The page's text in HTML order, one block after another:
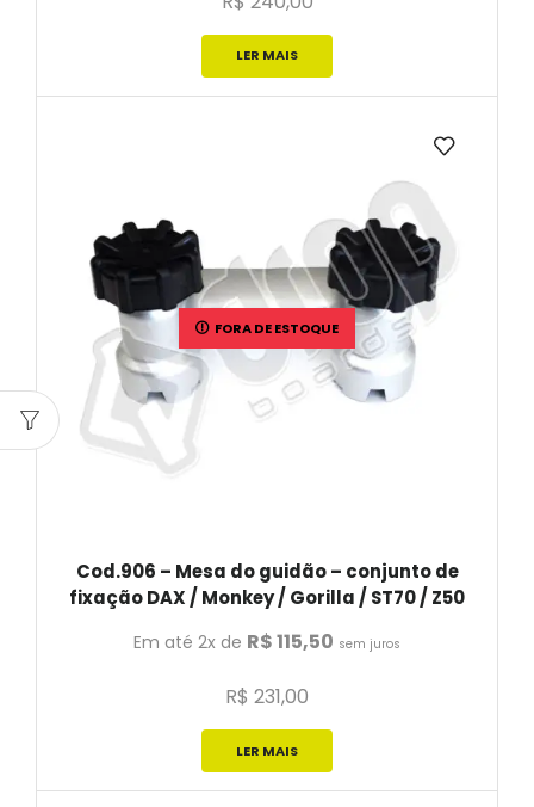
LER MAIS
FORA DE ESTOQUE
Cod.906 – Mesa do guidão – conjunto de
fixação DAX / Monkey / Gorilla / ST70 / Z50
Em até 2x de R$115,50 sem juros
R$ 231,00
LER MAIS